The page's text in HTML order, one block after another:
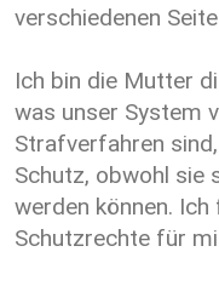
verschiedenen
Ich bin die Mutter
was unser System
Strafverfahren
Schutz, obwohl sie
werden können.
Schutzrechte für